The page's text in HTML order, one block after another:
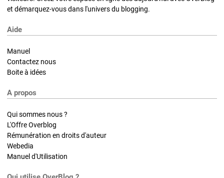
et démarquez-vous dans l'univers du blogging.
Aide
Manuel
Contactez nous
Boite à idées
A propos
Qui sommes nous ?
L'Offre Overblog
Rémunération en droits d'auteur
Webedia
Manuel d'Utilisation